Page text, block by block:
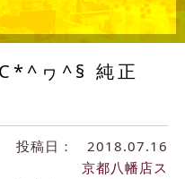
ヮ^§ 純正
投稿日： 2018.07.16
京都八幡店ス